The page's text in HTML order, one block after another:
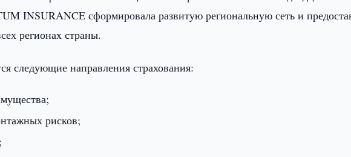
INSURANCE сформировала развитую региональную сеть и
регионах страны.
следующие направления страхования:
рисков;